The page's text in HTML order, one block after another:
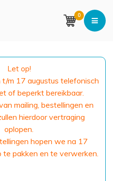
0
Let op!
t/m 17 augustus telefonisch
of beperkt bereikbaar.
mailing, bestellingen en
hierdoor vertraging
oplopen.
hopen we na 17
te pakken en te verwerken.